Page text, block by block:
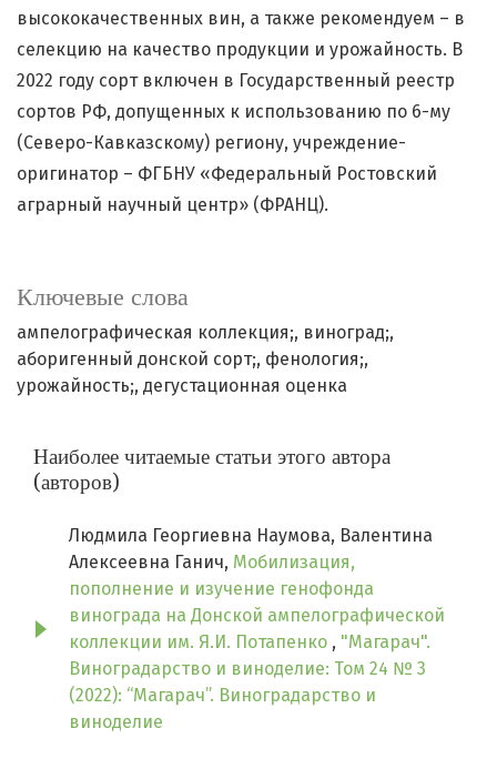
Ключевые слова
ампелографическая коллекция; виноград;
аборигенный донской сорт; фенология;
урожайность; дегустационная оценка
высококачественных вин, а также рекомендуем – в
селекцию на качество продукции и урожайность. В
2022 году сорт включен в Государственный реестр
сортов РФ, допущенных к использованию по 6-му
(Северо-Кавказскому) региону, учреждение-
оригинатор – ФГБНУ «Федеральный Ростовский
аграрный научный центр» (ФРАНЦ).
Наиболее читаемые статьи этого автора
(авторов)
Людмила Георгиевна Наумова, Валентина
Алексеевна Ганич, Мобилизация,
пополнение и изучение генофонда
винограда на Донской ампелографической
коллекции им. Я.И. Потапенко , "Магарач".
Виноградарство и виноделие: Том 24 № 3
(2022): “Магарач”. Виноградарство и
виноделие